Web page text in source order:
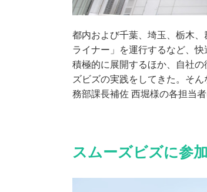
都内および千葉、埼玉、栃木
ライナー」を運行するなど、
積極的に展開するほか、自社
ズビズの実践をしてきた。そ
務部課長補佐 西堀様の各担当者
スムーズビズに参